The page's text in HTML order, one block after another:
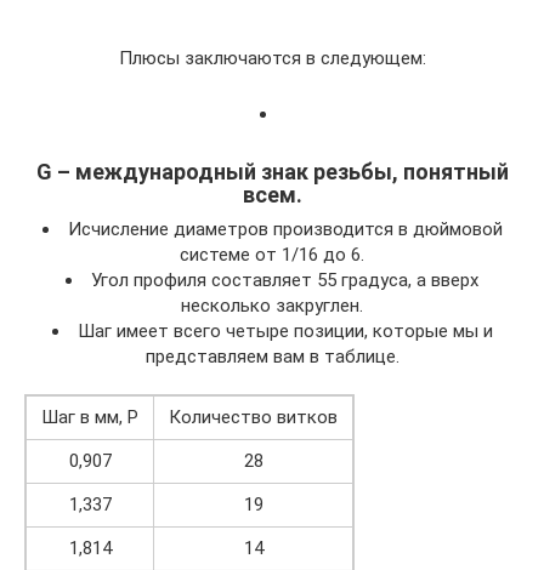
Плюсы заключаются в следующем:
G – международный знак резьбы, понятный
всем.
Исчисление диаметров производится в дюймовой
системе от 1/16 до 6.
Угол профиля составляет 55 градуса, а вверх
несколько закруглен.
Шаг имеет всего четыре позиции, которые мы и
представляем вам в таблице.
Шаг в мм, P
Количество витков
0,907
28
1,337
19
1,814
14